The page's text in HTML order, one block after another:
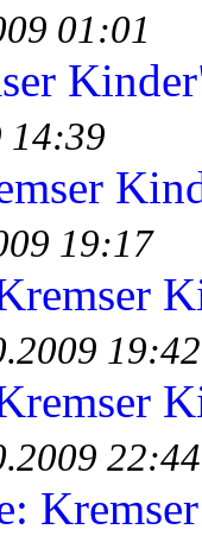
01:01
14:39
19:17
19:42
22:44